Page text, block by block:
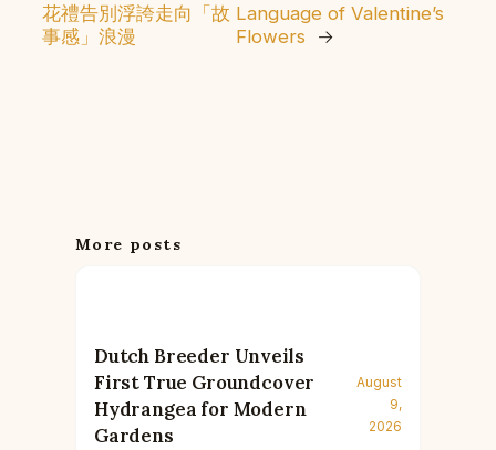
花禮告別浮誇走向「故
事感」浪漫
Language of Valentine’s
Flowers
→
More posts
Dutch Breeder Unveils
First True Groundcover
Hydrangea for Modern
Gardens
August
9,
2026